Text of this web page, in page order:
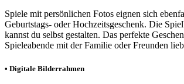
Spiele mit persönlichen Fotos eignen sich
Geburtstags- oder Hochzeitsgeschenk. Die
kannst du selbst gestalten. Das perfekte
Spieleabende mit der Familie oder Freunden
• Digitale Bilderrahmen